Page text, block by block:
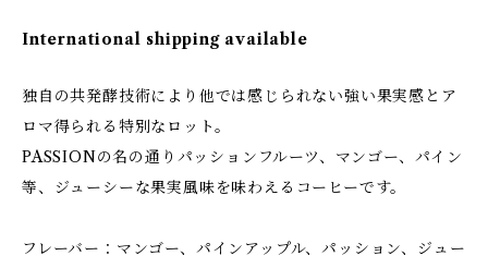
International shipping available
独自の共発酵技術により他では感じられない強い果実感とア
ロマ得られる特別なロット。
PASSIONの名の通りパッションフルーツ、マンゴー、パイン
等、ジューシーな果実風味を味わえるコーヒーです。
フレーバー：マンゴー、パインアップル、パッション、ジュー